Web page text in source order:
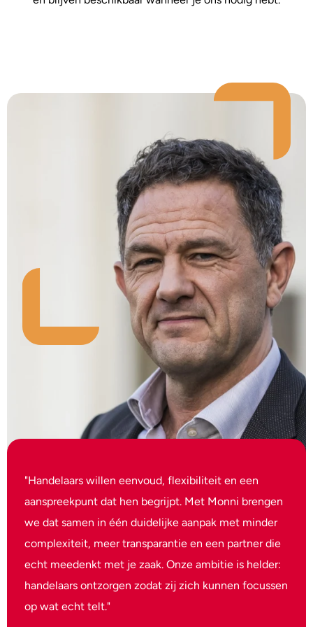
"Handelaars willen eenvoud, flexibiliteit en een
aanspreekpunt dat hen begrijpt. Met Monni brengen
we dat samen in één duidelijke aanpak met minder
complexiteit, meer transparantie en een partner die
echt meedenkt met je zaak. Onze ambitie is helder:
handelaars ontzorgen zodat zij zich kunnen focussen
op wat echt telt."